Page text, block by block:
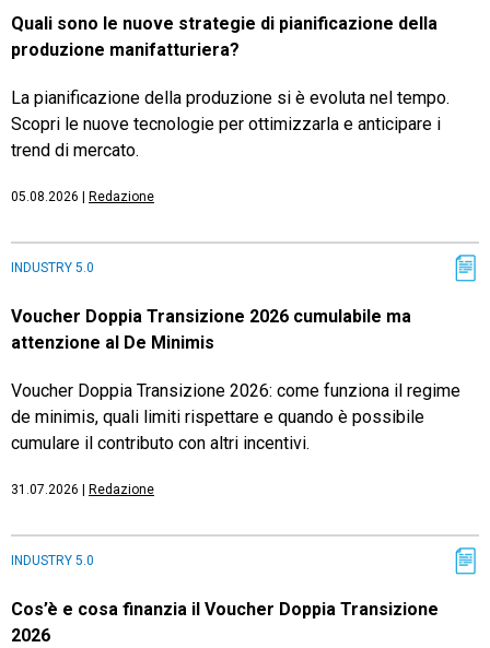
Quali sono le nuove strategie di pianificazione della
produzione manifatturiera?
La pianificazione della produzione si è evoluta nel tempo.
Scopri le nuove tecnologie per ottimizzarla e anticipare i
trend di mercato.
05.08.2026 Redazione
INDUSTRY 5.0
Voucher Doppia Transizione 2026 cumulabile ma
attenzione al De Minimis
Voucher Doppia Transizione 2026: come funziona il regime
de minimis, quali limiti rispettare e quando è possibile
cumulare il contributo con altri incentivi.
31.07.2026 Redazione
INDUSTRY 5.0
Cos’è e cosa finanzia il Voucher Doppia Transizione
2026